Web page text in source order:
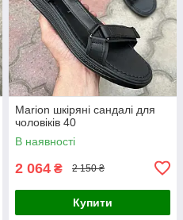
Marion шкіряні сандалі для
чоловіків 40
В наявності
2 064 ₴ 2 150 ₴
Купити